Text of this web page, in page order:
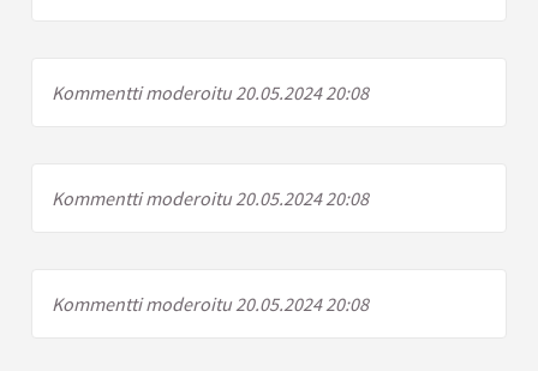
Kommentti moderoitu 20.05.2024 20:08
Kommentti moderoitu 20.05.2024 20:08
Kommentti moderoitu 20.05.2024 20:08